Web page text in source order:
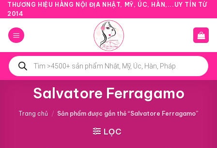
Bỏ
qua
nội
dung
THƯƠNG HIỆU HÀNG NỘI ĐỊA NHẬT, MỸ, ÚC, HÀN,...UY TÍN TỪ
2014
Tìm
kiếm
sản
phẩm
Salvatore Ferragamo
Trang chủ / Sản phẩm được gắn thẻ “Salvatore Ferragamo”
LỌC